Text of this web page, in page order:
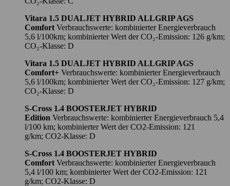
Vitara 1.5 DUALJET HYBRID ALLGRIP AGS
Comfort Verbrauchswerte: kombinierter Energieverbrauch
5,6 l/100km; kombinierter Wert der CO₂-Emission: 126 g/km;
CO₂-Klasse: D
Vitara 1.5 DUALJET HYBRID ALLGRIP AGS
Comfort+ Verbrauchswerte: kombinierter Energieverbrauch
5,6 l/100km; kombinierter Wert der CO₂-Emission: 127 g/km;
CO₂-Klasse: D
S-Cross 1.4 BOOSTERJET HYBRID
Edition Verbrauchswerte: kombinierter Energieverbrauch 5,4
l/100 km; kombinierter Wert der CO2-Emission: 121
g/km; CO2-Klasse: D
S-Cross 1.4 BOOSTERJET HYBRID
Comfort Verbrauchswerte: kombinierter Energieverbrauch
5,4 l/100 km; kombinierter Wert der CO2-Emission: 121
g/km; CO2-Klasse: D